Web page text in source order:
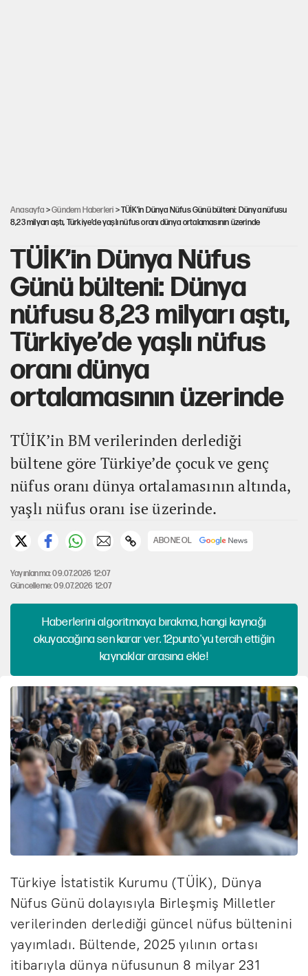
Anasayfa >Gündem Haberleri > TÜİK’in Dünya Nüfus Günü bülteni: Dünya nüfusu
8,23 milyarı aştı, Türkiye’de yaşlı nüfus oranı dünya ortalamasının üzerinde
TÜİK’in Dünya Nüfus
Günü bülteni: Dünya
nüfusu 8,23 milyarı aştı,
Türkiye’de yaşlı nüfus
oranı dünya
ortalamasının üzerinde
TÜİK’in BM verilerinden derlediği
bültene göre Türkiye’de çocuk ve genç
nüfus oranı dünya ortalamasının altında,
yaşlı nüfus oranı ise üzerinde.
ABONE OL
Yayınlanma: 09.07.2026 12:07
Güncelleme: 09.07.2026 12:07
Haberlerini algoritmaya bırakma, hangi kaynağı
okuyacağına sen karar ver. 12punto'yu tercih ettiğin
kaynaklar arasına ekle!
Türkiye İstatistik Kurumu (TÜİK), Dünya
Nüfus Günü dolayısıyla Birleşmiş Milletler
verilerinden derlediği güncel nüfus bültenini
yayımladı. Bültende, 2025 yılının ortası
itibarıyla dünya nüfusunun 8 milyar 231